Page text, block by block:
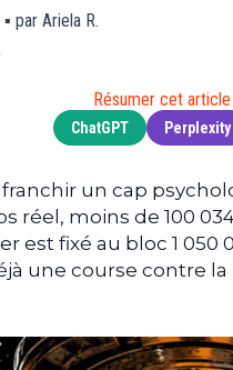
par Ariela R.
Résumer cet
ChatGPT Perplexity
un cap
réel, moins de 100
est fixé au bloc 1 050
une course contre